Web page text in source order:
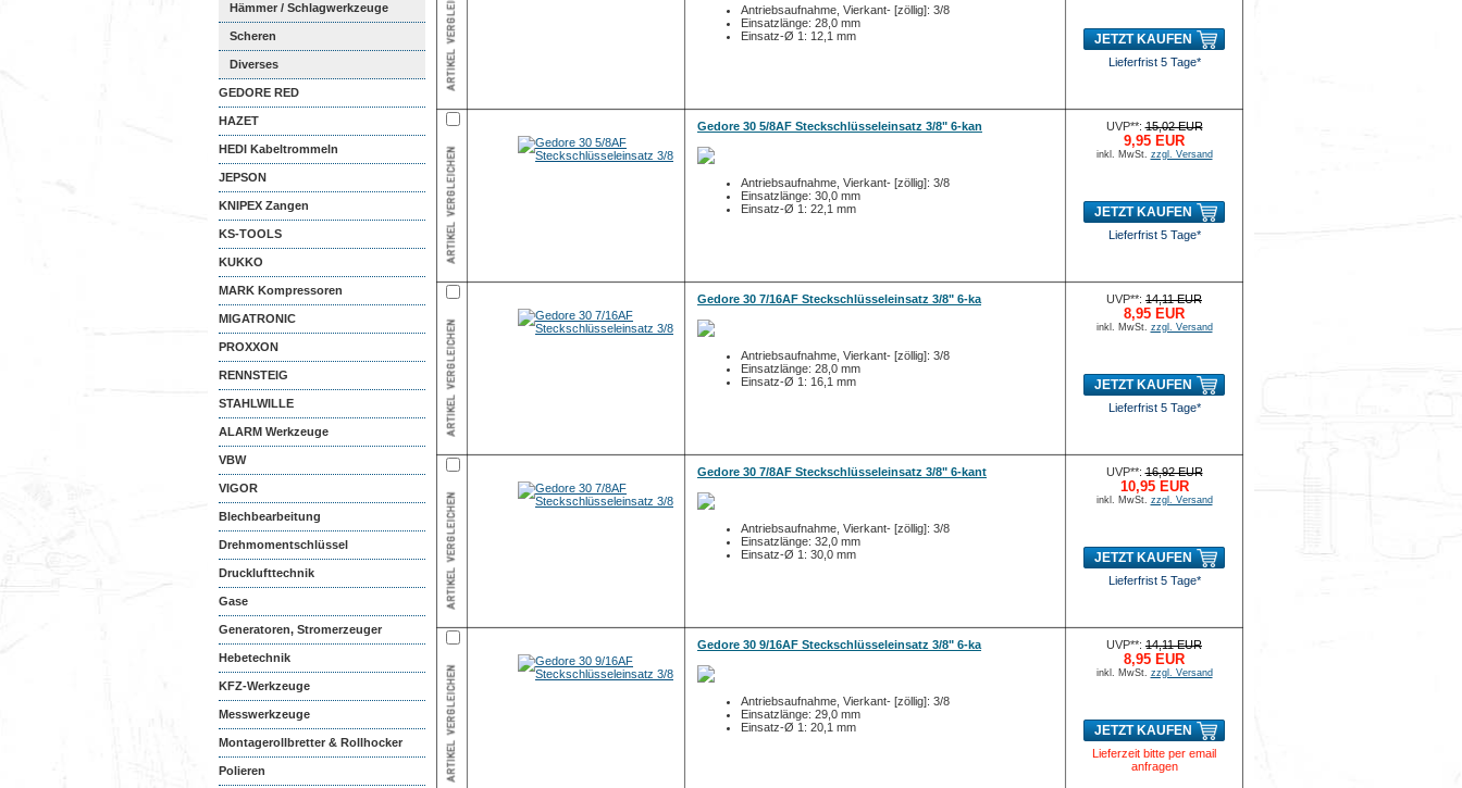
Hämmer / Schlagwerkzeuge
Scheren
Diverses
GEDORE RED
HAZET
HEDI Kabeltrommeln
JEPSON
KNIPEX Zangen
KS-TOOLS
KUKKO
MARK Kompressoren
MIGATRONIC
PROXXON
RENNSTEIG
STAHLWILLE
ALARM Werkzeuge
VBW
VIGOR
Blechbearbeitung
Drehmomentschlüssel
Drucklufttechnik
Gase
Generatoren, Stromerzeuger
Hebetechnik
KFZ-Werkzeuge
Messwerkzeuge
Montagerollbretter & Rollhocker
Polieren
Antriebsaufnahme, Vierkant- [zöllig]: 3/8
Einsatzlänge: 28,0 mm
Einsatz-Ø 1: 12,1 mm
JETZT KAUFEN
Lieferfrist 5 Tage*
Gedore 30 5/8AF Steckschlüsseleinsatz 3/8" 6-kan
Antriebsaufnahme, Vierkant- [zöllig]: 3/8
Einsatzlänge: 30,0 mm
Einsatz-Ø 1: 22,1 mm
UVP**:15,02 EUR
9,95 EUR
inkl. MwSt. zzgl. Versand
JETZT KAUFEN
Lieferfrist 5 Tage*
Gedore 30 7/16AF Steckschlüsseleinsatz 3/8" 6-ka
Antriebsaufnahme, Vierkant- [zöllig]: 3/8
Einsatzlänge: 28,0 mm
Einsatz-Ø 1: 16,1 mm
UVP**: 14,11 EUR
8,95 EUR
inkl. MwSt. zzgl. Versand
JETZT KAUFEN
Lieferfrist 5 Tage*
Gedore 30 7/8AF Steckschlüsseleinsatz 3/8" 6-kant
Antriebsaufnahme, Vierkant- [zöllig]: 3/8
Einsatzlänge: 32,0 mm
Einsatz-Ø 1: 30,0 mm
UVP**:16,92 EUR
10,95 EUR
inkl. MwSt. zzgl. Versand
JETZT KAUFEN
Lieferfrist 5 Tage*
Gedore 30 9/16AF Steckschlüsseleinsatz 3/8" 6-ka
Antriebsaufnahme, Vierkant- [zöllig]: 3/8
Einsatzlänge: 29,0 mm
Einsatz-Ø 1: 20,1 mm
UVP**: 14,11 EUR
8,95 EUR
inkl. MwSt. zzgl. Versand
JETZT KAUFEN
Lieferzeit bitte per email
anfragen